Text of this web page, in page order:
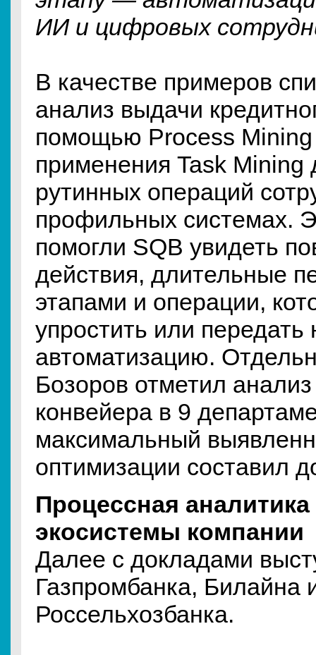
ИИ и цифровых
В качестве примеров
анализ выдачи
помощью Process Mining
применения Task Mining
рутинных операций
профильных системах.
помогли SQB увидеть
действия, длительные
этапами и операции,
упростить или передать
автоматизацию.
Бозоров отметил анализ
конвейера в 9
максимальный
оптимизации составил
Процессная аналитика
экосистемы компании
Далее с докладами
Газпромбанка, Билайна
Россельхозбанка.